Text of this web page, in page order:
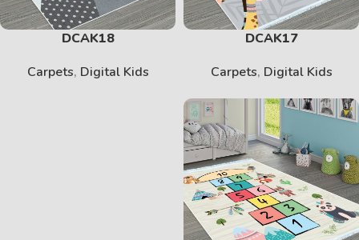
DCAK17
Carpets, Digital Kids
DCAK18
Carpets, Digital Kids